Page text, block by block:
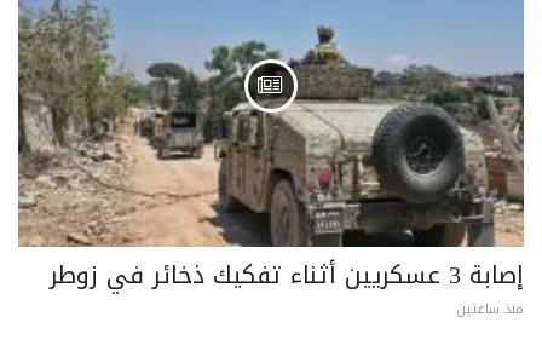
إصابة 3 عسكريين أثناء تفكيك ذخائر في زوطر
منذ ساعتين